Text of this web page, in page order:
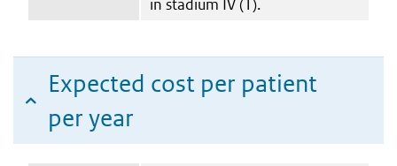
in stadium IV (1).
Expected cost per patient
per year